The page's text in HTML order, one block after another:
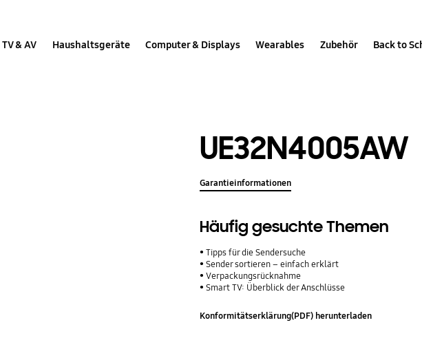
TV & AV Haushaltsgeräte Computer & Displays Wearables Zubehör Back to
UE32N4005AW
Garantieinformationen
Häufig gesuchte Themen
Tipps für die Sendersuche
Sender sortieren – einfach erklärt
Verpackungsrücknahme
Smart TV: Überblick der Anschlüsse
Konformitätserklärung(PDF) herunterladen